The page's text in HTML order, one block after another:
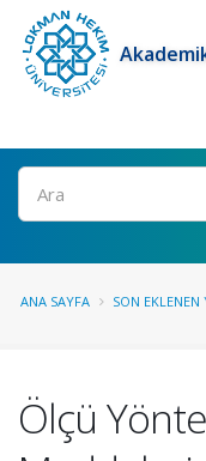
Ara
ANA SAYFA SON EKLENEN
Ölçü